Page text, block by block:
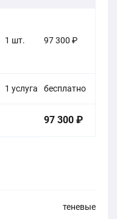
1 шт. 97 300 ₽
1 услуга бесплатно
97 300 ₽
теневые